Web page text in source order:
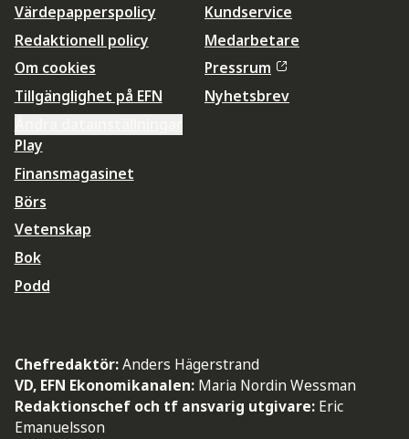
Värdepapperspolicy
Redaktionell policy
Om cookies
Tillgänglighet på EFN
Kundservice
Medarbetare
Pressrum
Nyhetsbrev
Play
Finansmagasinet
Börs
Vetenskap
Bok
Podd
Chefredaktör:Anders Hägerstrand
VD, EFN Ekonomikanalen: Maria Nordin Wessman
Redaktionschef och tf ansvarig utgivare: Eric
Emanuelsson